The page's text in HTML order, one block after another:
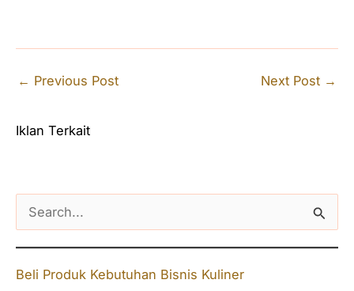
← Previous Post Next Post →
Iklan Terkait
e
rBeli Produk Kebutuhan Bisnis Kuliner